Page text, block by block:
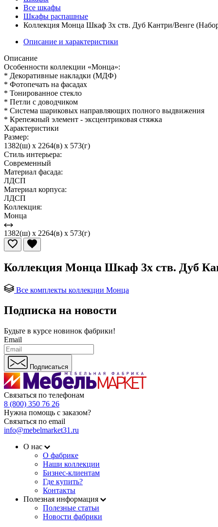
Все шкафы
Шкафы распашные
Коллекция Монца Шкаф 3х ств. Дуб Кантри/Венге
Описание и характеристики
Описание
Особенности коллекции «Монца»:
* Декоративные накладки (МДФ)
* Фотопечать на фасадах
* Тонированное стекло
* Петли с доводчиком
* Система шариковых направляющих полного выдвижения
* Крепежный элемент - эксцентриковая стяжка
Характеристики
Размер:
1382(ш) x 2264(в) x 573(г)
Стиль интерьера:
Современный
Материал фасада:
ЛДСП
Материал корпуса:
ЛДСП
Коллекция:
Монца
1382(ш) x 2264(в) x 573(г)
Коллекция Монца Шкаф 3х ств. Дуб
Все комплекты коллекции Монца
Подписка на новости
Будьте в курсе новинок фабрики!
Email
Подписаться
Связаться по телефонам
8 (800) 350 76 26
Нужна помощь с заказом?
Связаться по email
info@mebelmarket31.ru
О нас
О фабрике
Наши коллекции
Бизнес-клиентам
Где купить?
Контакты
Полезная информация
Полезные статьи
Новости фабрики